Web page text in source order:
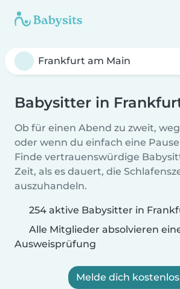
Babysitter in
Ob für einen Abend zu zweit,
oder wenn du einfach eine
Finde vertrauenswürdige
Zeit, als es dauert, die
auszuhandeln.
254 aktive Babysitter in
Alle Mitglieder absolvieren
Ausweisprüfung
Melde dich